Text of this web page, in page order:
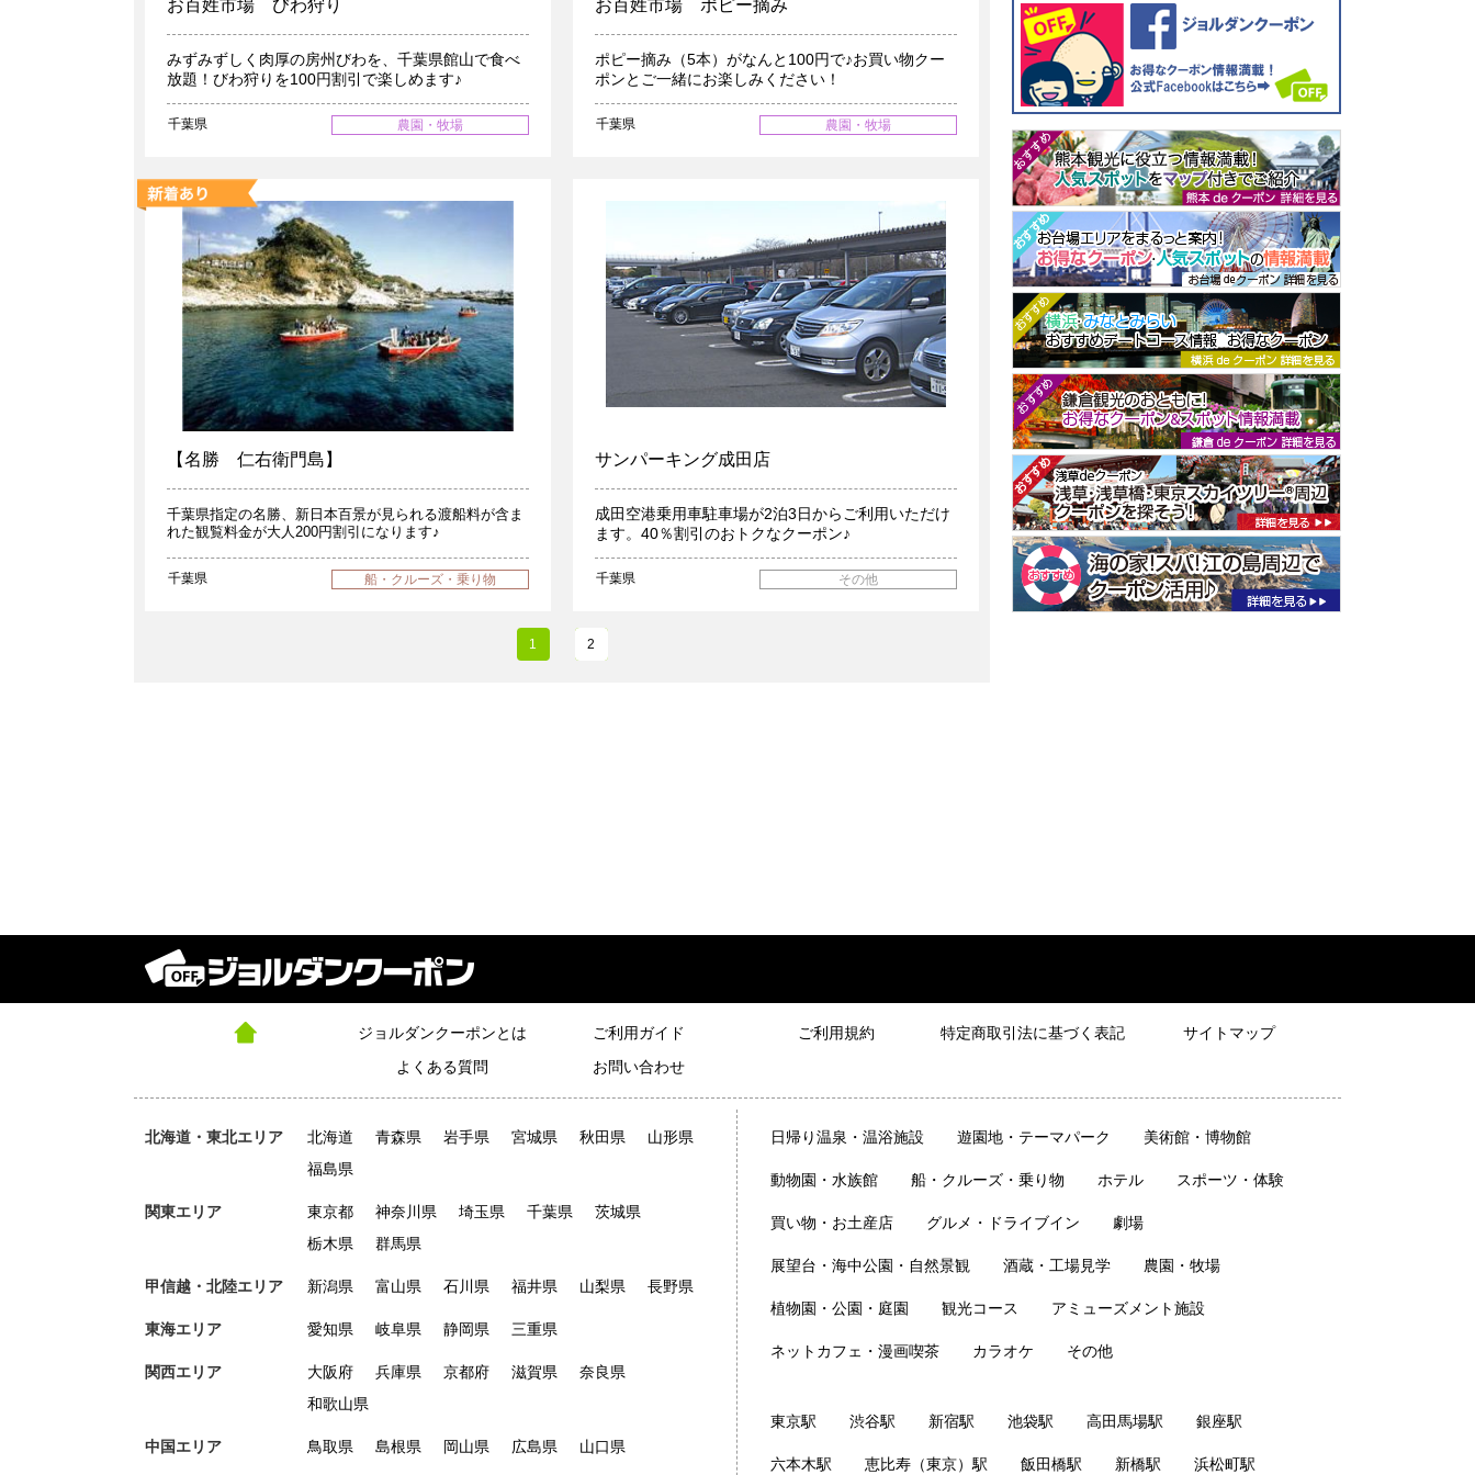
お百姓市場 びわ狩り
みずみずしく肉厚の房州びわを、千葉県館山で食べ
放題！びわ狩りを100円割引で楽しめます♪
千葉県 農園・牧場
お百姓市場 ポピー摘み
ポピー摘み（5本）がなんと100円で♪お買い物クー
ポンとご一緒にお楽しみください！
千葉県 農園・牧場
【名勝 仁右衛門島】
千葉県指定の名勝、新日本百景が見られる渡船料が含ま
れた観覧料金が大人200円割引になります♪
千葉県 船・クルーズ・乗り物
サンパーキング成田店
成田空港乗用車駐車場が2泊3日からご利用いただけ
ます。40％割引のおトクなクーポン♪
千葉県 その他
1 2
ジョルダンクーポンとは ご利用ガイド ご利用規約 特定商取引法に基づく表記
サイトマップ
よくある質問
お問い合わせ
北海道・東北エリア 北海道 青森県 岩手県 宮城県 秋田県
山形県
福島県
関東エリア 東京都 神奈川県 埼玉県 千葉県
茨城県
栃木県
群馬県
甲信越・北陸エリア 新潟県 富山県 石川県 福井県 山梨県 長野県
東海エリア 愛知県 岐阜県 静岡県 三重県
関西エリア 大阪府 兵庫県 京都府 滋賀県
奈良県
和歌山県
中国エリア 鳥取県 島根県 岡山県 広島県 山口県
日帰り温泉・温浴施設 遊園地・テーマパーク 美術館・博物館
動物園・水族館 船・クルーズ・乗り物 ホテル スポーツ・体験
買い物・お土産店 グルメ・ドライブイン 劇場
展望台・海中公園・自然景観 酒蔵・工場見学 農園・牧場
植物園・公園・庭園 観光コース アミューズメント施設
ネットカフェ・漫画喫茶 カラオケ その他
東京駅 渋谷駅 新宿駅 池袋駅 高田馬場駅 銀座駅
六本木駅 恵比寿（東京）駅 飯田橋駅 新橋駅 浜松町駅